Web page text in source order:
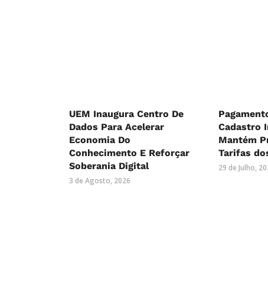
UEM Inaugura Centro De
Dados Para Acelerar
Economia Do
Conhecimento E Reforçar
Soberania Digital
3 de Agosto, 2026
Cadastro
Mantém
Tarifas
29 de Julho,